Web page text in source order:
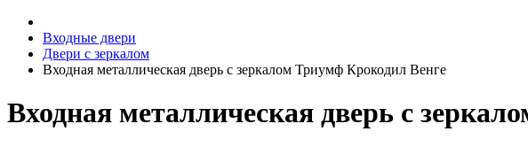
Входные двери
Двери с зеркалом
Входная металлическая дверь с зеркалом Триумф Крокодил Венге
Входная металлическая дверь с